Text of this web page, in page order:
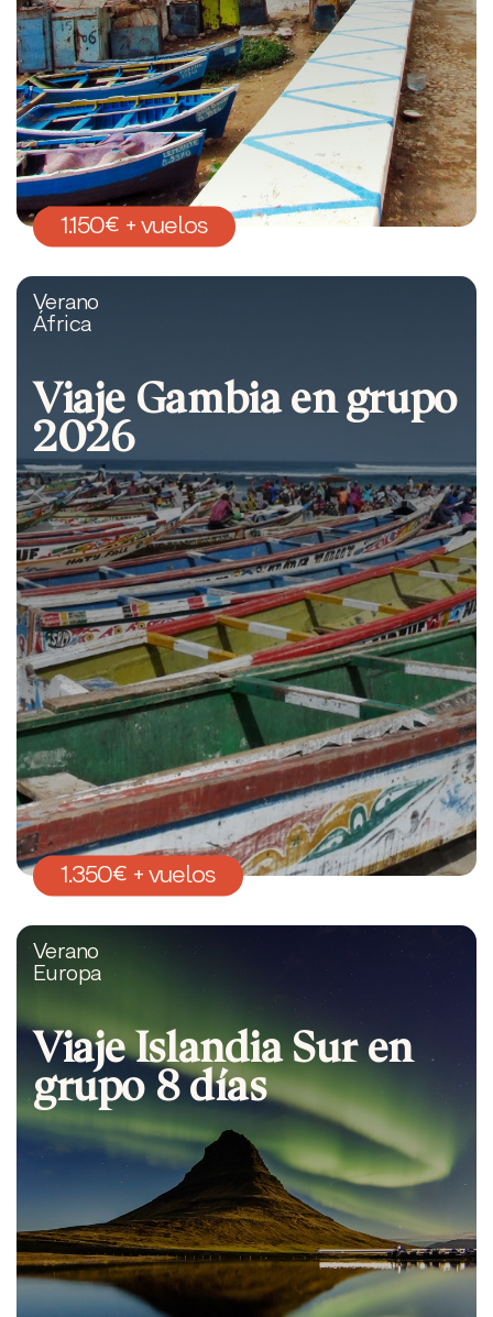
1.150€ + vuelos
Verano
África
Viaje Gambia en grupo
2026
1.350€ + vuelos
Verano
Europa
Viaje Islandia Sur en
grupo 8 días